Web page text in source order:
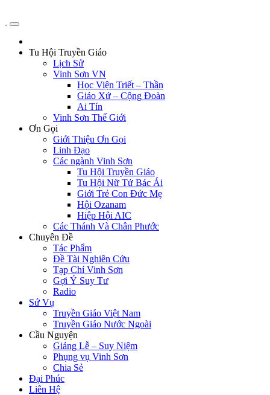
Tu Hội Truyền Giáo
Lịch Sử
Vinh Sơn VN
Học Viện Triết – Thần
Giáo Xứ – Cộng Đoàn
Ai Tín
Vinh Sơn Thế Giới
Ơn Gọi
Giới Thiệu Ơn Gọi
Linh Đạo
Các ngành Vinh Sơn
Tu Hội Truyền Giáo
Tu Hội Nữ Tử Bác Ái
Giới Trẻ Con Đức Mẹ
Hội Ozanam
Hiệp Hội AIC
Các Thánh Và Chân Phước
Chuyên Đề
Tác Phẩm
Đề Tài Nghiên Cứu
Tạp Chí Vinh Sơn
Gợi Ý Suy Tư
Radio
Sứ Vụ
Truyền Giáo Việt Nam
Truyền Giáo Nước Ngoài
Cầu Nguyện
Giảng Lễ – Suy Niệm
Phụng vụ Vinh Sơn
Chia Sẻ
Đại Phúc
Liên Hệ